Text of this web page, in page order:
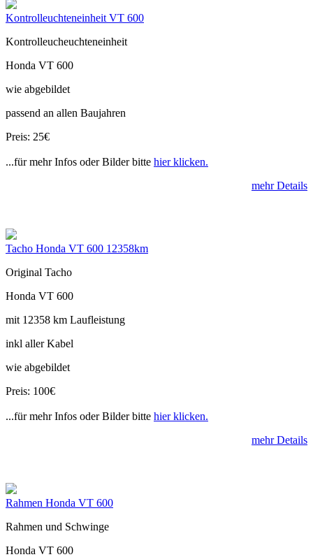
Kontrolleuchteneinheit VT 600
Kontrolleucheuchteneinheit
Honda VT 600
wie abgebildet
passend an allen Baujahren
Preis: 25€
...für mehr Infos oder Bilder bitte hier klicken.
mehr Details
Tacho Honda VT 600 12358km
Original Tacho
Honda VT 600
mit 12358 km Laufleistung
inkl aller Kabel
wie abgebildet
Preis: 100€
...für mehr Infos oder Bilder bitte hier klicken.
mehr Details
Rahmen Honda VT 600
Rahmen und Schwinge
Honda VT 600